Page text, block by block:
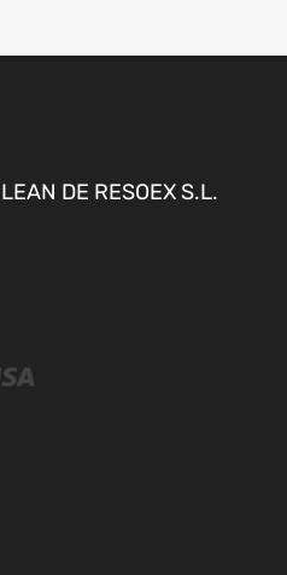
DE RESOEX S.L.